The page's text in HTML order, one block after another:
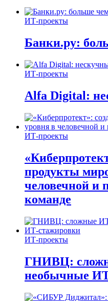
ИТ-проекты
Банки.ру:
ИТ-проекты
Alfa Digital:
ИТ-проекты
продукты
человечной и
команде
ИТ-проекты
ГНИВЦ:
необычные